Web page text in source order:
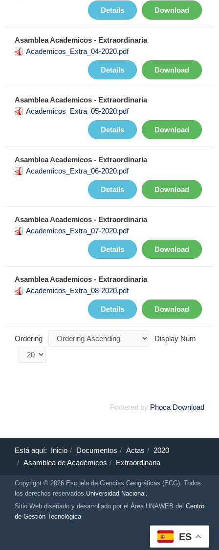
ES
Download
Details
Asamblea Academicos - Extraordinaria
Academicos_Extra_04-2020.pdf
Download
Details
Asamblea Academicos - Extraordinaria
Academicos_Extra_05-2020.pdf
Download
Details
Asamblea Academicos - Extraordinaria
Academicos_Extra_06-2020.pdf
Download
Details
Asamblea Academicos - Extraordinaria
Academicos_Extra_07-2020.pdf
Download
Details
Asamblea Academicos - Extraordinaria
Academicos_Extra_08-2020.pdf
Download
Details
Ordering Display Num
Powered by Phoca Download
Está aquí: Inicio Documentos Actas
2020
Asamblea de Académicos
Extraordinaria
Copyright © 2026 Escuela de Ciencias Geográficas (ECG). Todos
los derechos reservados.Universidad Nacional.
Sitio Web diseñado y desarrollado por el Área UNAWEB del Centro
de Gestión Tecnológica